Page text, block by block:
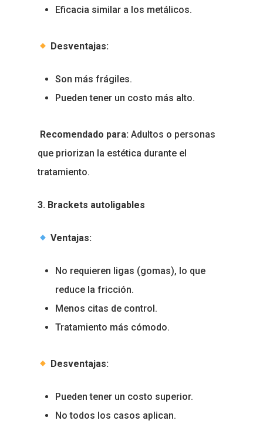
Eficacia similar a los metálicos.
Desventajas:
Son más frágiles.
Pueden tener un costo más alto.
Recomendado para: Adultos o personas
que priorizan la estética durante el
tratamiento.
3. Brackets autoligables
Ventajas:
No requieren ligas (gomas), lo que
reduce la fricción.
Menos citas de control.
Tratamiento más cómodo.
Desventajas:
Pueden tener un costo superior.
No todos los casos aplican.